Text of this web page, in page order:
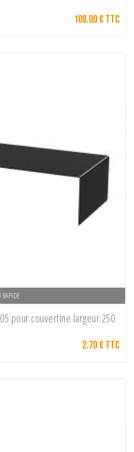
108.00 € TTC
RAPIDE
pour couvertine largeur 250
2.70 € TTC